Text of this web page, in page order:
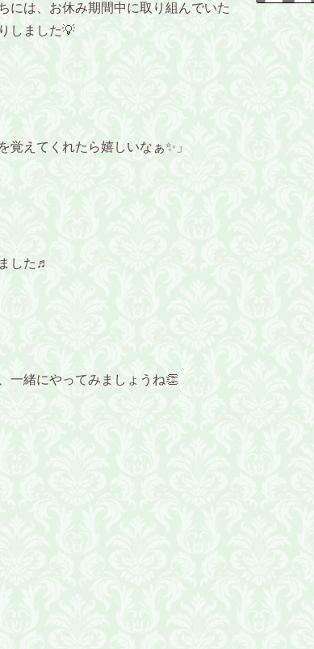
には、お休み期間中に取り組んでいた
しました💡
覚えてくれたら嬉しいなぁ✨」
した♬
一緒にやってみましょうね👏